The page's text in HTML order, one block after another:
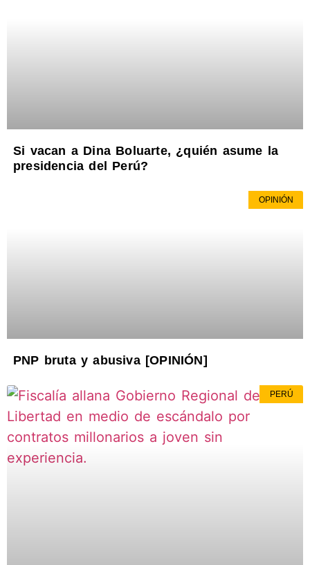
Si vacan a Dina Boluarte, ¿quién asume la
presidencia del Perú?
OPINIÓN
PNP bruta y abusiva [OPINIÓN]
PERÚ